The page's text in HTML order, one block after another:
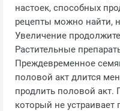
настоек, способных
рецепты можно найти,
Увеличение
Растительные
Преждевременное
половой акт длится
продлить половой акт.
который не устраивает